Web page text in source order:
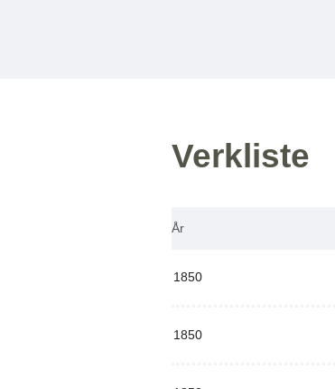
Verkliste
År
1850
1850